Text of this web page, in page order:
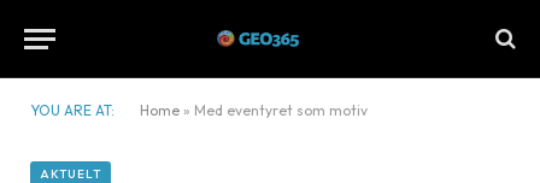
YOU ARE AT: Home » Med eventyret som motiv
AKTUELT